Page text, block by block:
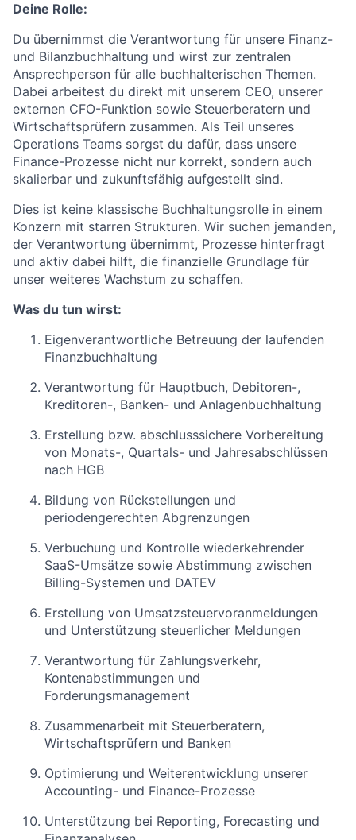
Deine Rolle:
Du übernimmst die Verantwortung für unsere Finanz-
und Bilanzbuchhaltung und wirst zur zentralen
Ansprechperson für alle buchhalterischen Themen.
Dabei arbeitest du direkt mit unserem CEO, unserer
externen CFO-Funktion sowie Steuerberatern und
Wirtschaftsprüfern zusammen. Als Teil unseres
Operations Teams sorgst du dafür, dass unsere
Finance-Prozesse nicht nur korrekt, sondern auch
skalierbar und zukunftsfähig aufgestellt sind.
Dies ist keine klassische Buchhaltungsrolle in einem
Konzern mit starren Strukturen. Wir suchen jemanden,
der Verantwortung übernimmt, Prozesse hinterfragt
und aktiv dabei hilft, die finanzielle Grundlage für
unser weiteres Wachstum zu schaffen.
Was du tun wirst:
Eigenverantwortliche Betreuung der laufenden
Finanzbuchhaltung
Verantwortung für Hauptbuch, Debitoren-,
Kreditoren-, Banken- und Anlagenbuchhaltung
Erstellung bzw. abschlusssichere Vorbereitung
von Monats-, Quartals- und Jahresabschlüssen
nach HGB
Bildung von Rückstellungen und
periodengerechten Abgrenzungen
Verbuchung und Kontrolle wiederkehrender
SaaS-Umsätze sowie Abstimmung zwischen
Billing-Systemen und DATEV
Erstellung von Umsatzsteuervoranmeldungen
und Unterstützung steuerlicher Meldungen
Verantwortung für Zahlungsverkehr,
Kontenabstimmungen und
Forderungsmanagement
Zusammenarbeit mit Steuerberatern,
Wirtschaftsprüfern und Banken
Optimierung und Weiterentwicklung unserer
Accounting- und Finance-Prozesse
Unterstützung bei Reporting, Forecasting und